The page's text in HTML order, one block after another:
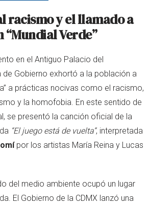
racismo y el llamado a
“Mundial Verde”
en el Antiguo Palacio del
de Gobierno exhortó a la población a
a prácticas nocivas como el racismo,
y la homofobia. En este sentido de
se presentó la canción oficial de la
“El juego está de vuelta”, interpretada
por los artistas María Reina y Lucas
del medio ambiente ocupó un lugar
El Gobierno de la CDMX lanzó una